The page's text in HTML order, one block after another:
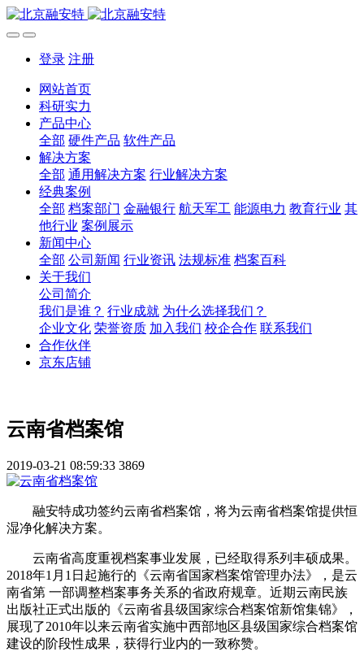
登录 注册
网站首页
科研实力
产品中心
全部 硬件产品 软件产品
解决方案
全部 通用解决方案 行业解决方案
经典案例
全部 档案部门 金融银行 航天军工 能源电力 教育行业 其
他行业 案例展示
新闻中心
全部 公司新闻 行业资讯 法规标准 档案百科
关于我们
公司简介
我们是谁？ 行业成就 为什么选择我们？
企业文化 荣誉资质 加入我们 校企合作 联系我们
合作伙伴
京东店铺
云南省档案馆
2019-03-21 08:59:33 3869
融安特成功签约云南省档案馆，将为云南省档案馆提供恒
湿净化解决方案。
云南省高度重视档案事业发展，已经取得系列丰硕成果。
2018年1月1日起施行的《云南省国家档案馆管理办法》，是云
南省第 一部调整档案事务关系的省政府规章。近期云南民族
出版社正式出版的《云南省县级国家综合档案馆新馆集锦》，
展现了2010年以来云南省实施中西部地区县级国家综合档案馆
建设的阶段性成果，获得行业内的一致称赞。